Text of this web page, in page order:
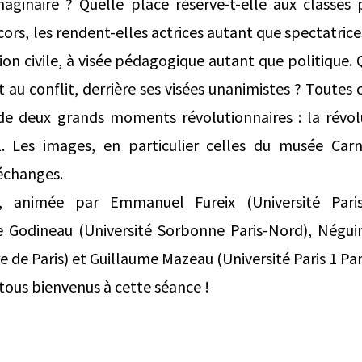
les rendent-elles actrices autant que
civile, à visée pédagogique autant que politique.
conflit, derrière ses visées unanimistes ? Toutes
deux grands moments révolutionnaires : la
Les images, en particulier celles du musée
animée par Emmanuel Fureix (Université
Godineau (Université Sorbonne Paris-Nord),
de Paris) et Guillaume Mazeau (Université Paris 1
bienvenus à cette séance !